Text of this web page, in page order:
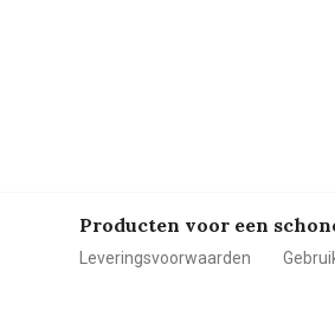
Producten voor een
Leveringsvoorwaarden